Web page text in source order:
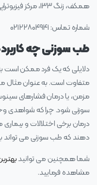
همکف، زنگ ۱۳۳، مرکز فیزیوتراپی و طب سوزنی موحدی
شماره تماس: ۰۲۱۲۲۸۰۴۹۴۱
طب سوزنی چه
دلایلی که یک فرد ممکن است
متفاوت است. به عنوان مثال
مزمن، یا درمان فشارهای
سوزنی شود. چرا که شواهدی
درمان برخی اختلالات و
دهند که طب سوزنی می تواند
شما همچنین می توانید
مشاهده فرمایید.